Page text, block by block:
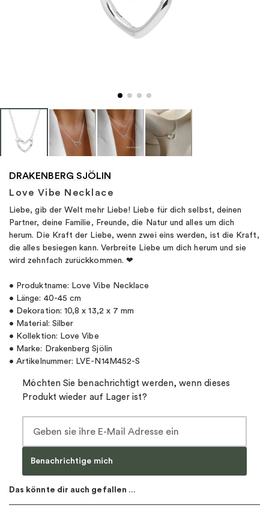
DRAKENBERG SJÖLIN
Love Vibe Necklace
Liebe, gib der Welt mehr Liebe! Liebe für dich selbst, deinen
Partner, deine Familie, Freunde, die Natur und alles um dich
herum. Die Kraft der Liebe, wenn zwei eins werden, ist die Kraft,
die alles besiegen kann. Verbreite Liebe um dich herum und sie
wird zehnfach zurückkommen. ❤
• Produktname: Love Vibe Necklace
• Länge: 40-45 cm
• Dekoration: 10,8 x 13,2 x 7 mm
• Material: Silber
• Kollektion: Love Vibe
• Marke: Drakenberg Sjölin
• Artikelnummer: LVE-N14M452-S
Möchten Sie benachrichtigt werden, wenn dieses
Produkt wieder auf Lager ist?
Benachrichtige mich
Das könnte dir auch gefallen …